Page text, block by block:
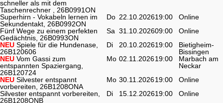
schneller als mit dem
Taschenrechner , 26B0991ON
Superhirn - Vokabeln lernen im
Sekundentakt, 26B0992ON
Do 22.10.202619:00
Online
Fünf Wege zu einem perfekten
Gedächtnis, 26B0993ON
Sa 31.10.202609:00
Online
NEU Spiele für die Hundenase,
26B120606
Di 20.10.202619:00
Bietigheim-
Bissingen
NEU Vom Gassi zum
entspannten Spaziergang,
26B120724
Mo 02.11.202619:00
Marbach am
Neckar
NEU Silvester entspannt
vorbereiten, 26B1208ONA
Mo 30.11.202619:00
Online
Silvester entspannt vorbereiten,
26B1208ONB
Di 15.12.202619:00
Online